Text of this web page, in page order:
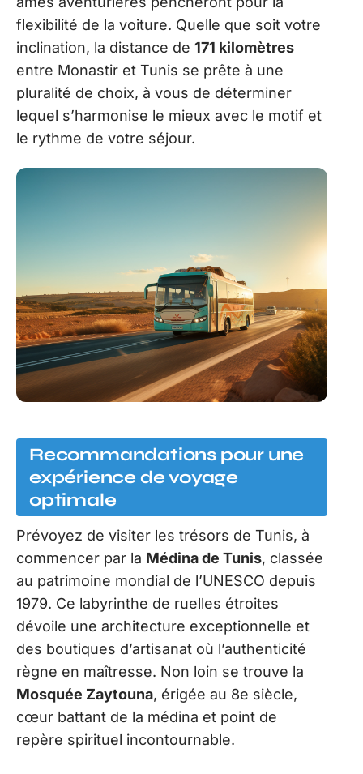
flexibilité de la voiture. Quelle que soit votre
inclination, la distance de 171 kilomètres
entre Monastir et Tunis se prête à une
pluralité de choix, à vous de déterminer
lequel s’harmonise le mieux avec le motif et
le rythme de votre séjour.
Recommandations pour une
expérience de voyage
optimale
Prévoyez de visiter les trésors de Tunis, à
commencer par la Médina de Tunis, classée
au patrimoine mondial de l’UNESCO depuis
1979. Ce labyrinthe de ruelles étroites
dévoile une architecture exceptionnelle et
des boutiques d’artisanat où l’authenticité
règne en maîtresse. Non loin se trouve la
Mosquée Zaytouna, érigée au 8e siècle,
cœur battant de la médina et point de
repère spirituel incontournable.